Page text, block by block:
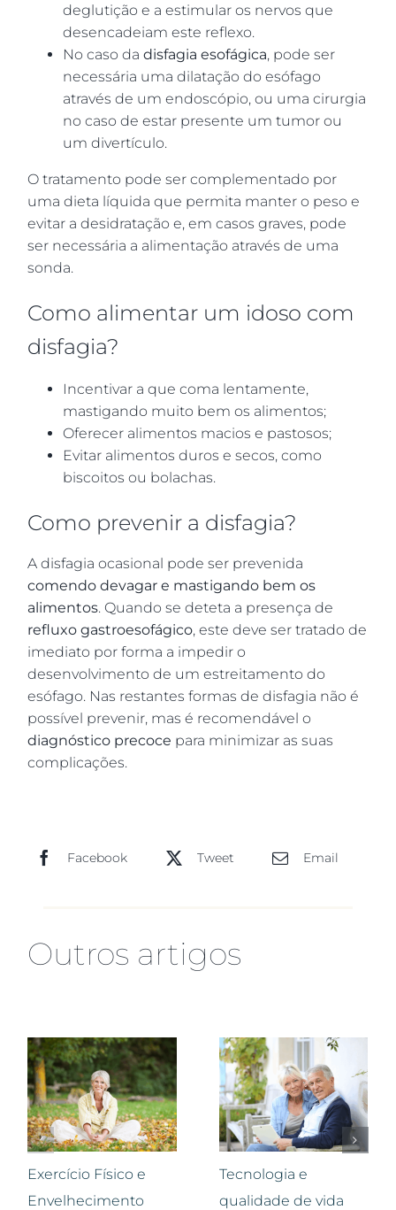
deglutição e a estimular os nervos que
desencadeiam este reflexo.
No caso dadisfagia esofágica, pode ser
necessária uma dilatação do esófago
através de um endoscópio, ou uma cirurgia
no caso de estar presente um tumor ou
um divertículo.
O tratamento pode ser complementado por
uma dieta líquida que permita manter o peso e
evitar a desidratação e, em casos graves, pode
ser necessária a alimentação através de uma
sonda.
Como alimentar um idoso com
disfagia?
Incentivar a que coma lentamente,
mastigando muito bem os alimentos;
Oferecer alimentos macios e pastosos;
Evitar alimentos duros e secos, como
biscoitos ou bolachas.
Como prevenir a disfagia?
A disfagia ocasional pode ser prevenida
comendo devagar e mastigando bem os
alimentos. Quando se deteta a presença de
refluxo gastroesofágico, este deve ser tratado de
imediato por forma a impedir o
desenvolvimento de um estreitamento do
esófago. Nas restantes formas de disfagia não é
possível prevenir, mas é recomendável o
diagnóstico precoce para minimizar as suas
complicações.
Facebook Tweet Email
Outros artigos
Exercício Físico e
Envelhecimento
Tecnologia e
qualidade de vida